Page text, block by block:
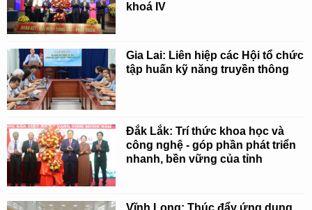
khoá IV
Gia Lai: Liên hiệp các Hội tổ chức
tập huấn kỹ năng truyền thông
Đắk Lắk: Trí thức khoa học và
công nghệ - góp phần phát triển
nhanh, bền vững của tỉnh
Vĩnh Long: Thúc đẩy ứng dụng